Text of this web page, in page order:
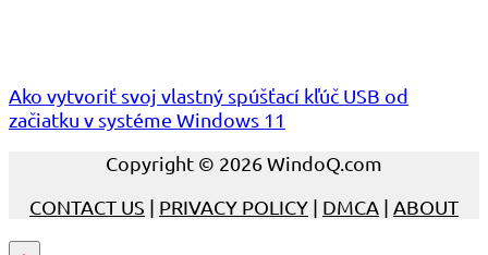
Ako vytvoriť svoj vlastný spúšťací kľúč USB od
začiatku v systéme Windows 11
Copyright © 2026 WindoQ.com
CONTACT US | PRIVACY POLICY | DMCA | ABOUT